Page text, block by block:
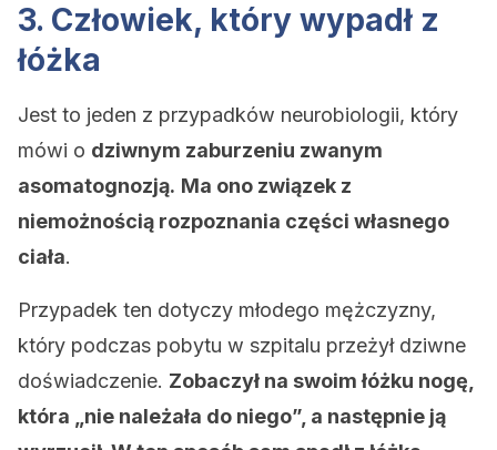
3. Człowiek, który wypadł z
łóżka
Jest to jeden z przypadków neurobiologii, który
mówi o dziwnym zaburzeniu zwanym
asomatognozją. Ma ono związek z
niemożnością rozpoznania części własnego
ciała.
Przypadek ten dotyczy młodego mężczyzny,
który podczas pobytu w szpitalu przeżył dziwne
doświadczenie. Zobaczył na swoim łóżku nogę,
która „nie należała do niego”, a następnie ją